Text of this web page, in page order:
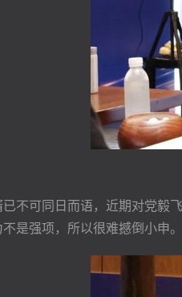
可同日而语，近期对党毅飞
是强项，所以很难撼倒小申。